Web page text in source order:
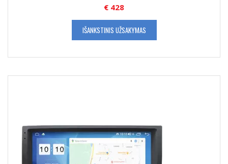
€ 428
IŠANKSTINIS UŽSAKYMAS